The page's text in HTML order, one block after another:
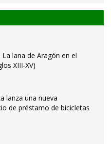
lana de Aragón en el
XIII-XV)
lanza una nueva
de préstamo de bicicletas